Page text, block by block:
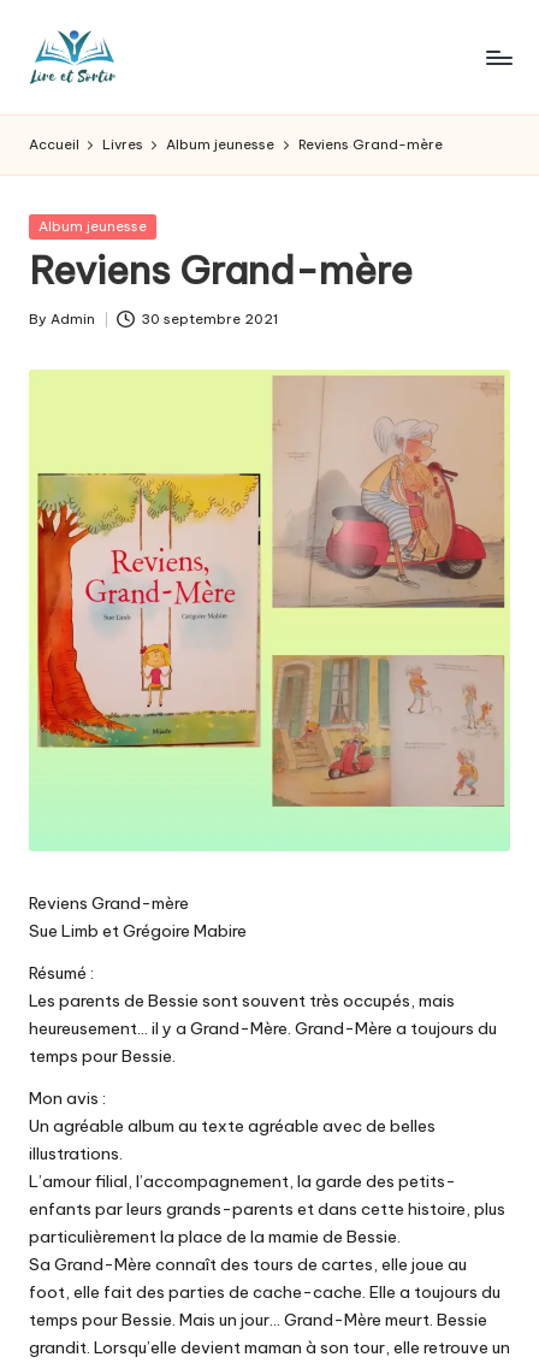
L
ir
e
e
t
s
o
ir
pour
les
goûts,
des
pour
les
Accueil Livres Album jeunesse Reviens Grand-mère
Posted
Album jeunesse
Reviens Grand-mère
Posted
By Admin 30 septembre 2021
Reviens Grand-mère
Sue Limb et Grégoire Mabire
Résumé :
Les parents de Bessie sont souvent très occupés, mais
heureusement… il y a Grand-Mère. Grand-Mère a toujours du
temps pour Bessie.
Mon avis :
Un agréable album au texte agréable avec de belles
illustrations.
L’amour filial, l’accompagnement, la garde des petits-
enfants par leurs grands-parents et dans cette histoire, plus
particulièrement la place de la mamie de Bessie.
Sa Grand-Mère connaît des tours de cartes, elle joue au
foot, elle fait des parties de cache-cache. Elle a toujours du
temps pour Bessie. Mais un jour… Grand-Mère meurt. Bessie
grandit. Lorsqu’elle devient maman à son tour, elle retrouve un